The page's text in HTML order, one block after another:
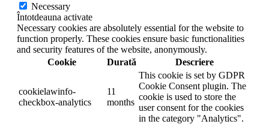
Necessary
Întotdeauna activate
Necessary cookies are absolutely essential for the website to
function properly. These cookies ensure basic functionalities
and security features of the website, anonymously.
Cookie
Durată Descriere
cookielawinfo-
checkbox-analytics
11
months
This cookie is set by GDPR
Cookie Consent plugin. The
cookie is used to store the
user consent for the cookies
in the category "Analytics".